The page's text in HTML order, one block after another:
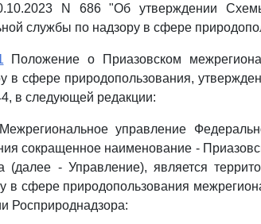
N 686 "Об утверждении
службы по надзору в сфере
Положение о Приазовском
в сфере природопользования,
в следующей редакции:
управление
сокращенное наименование -
(далее - Управление), является
в сфере природопользования
Росприроднадзора: